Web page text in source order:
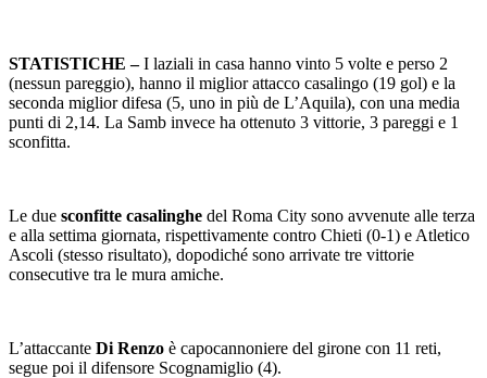
STATISTICHE –I laziali in casa hanno vinto 5 volte e perso 2
(nessun pareggio), hanno il miglior attacco casalingo (19 gol) e la
seconda miglior difesa (5, uno in più de L’Aquila), con una media
punti di 2,14. La Samb invece ha ottenuto 3 vittorie, 3 pareggi e 1
sconfitta.
Le due sconfitte casalinghe del Roma City sono avvenute alle terza
e alla settima giornata, rispettivamente contro Chieti (0-1) e Atletico
Ascoli (stesso risultato), dopodiché sono arrivate tre vittorie
consecutive tra le mura amiche.
L’attaccante Di Renzo è capocannoniere del girone con 11 reti,
segue poi il difensore Scognamiglio (4).